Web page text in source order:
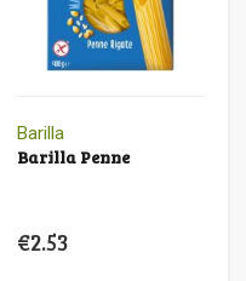
Barilla
Barilla Penne
€2.53